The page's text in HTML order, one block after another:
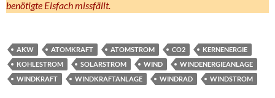
benötigte Eisfach missfällt.
AKW ATOMKRAFT ATOMSTROM CO2
KERNENERGIE
KOHLESTROM
SOLARSTROM WIND
WINDENERGIEANLAGE
WINDKRAFT
WINDKRAFTANLAGE WINDRAD WINDSTROM